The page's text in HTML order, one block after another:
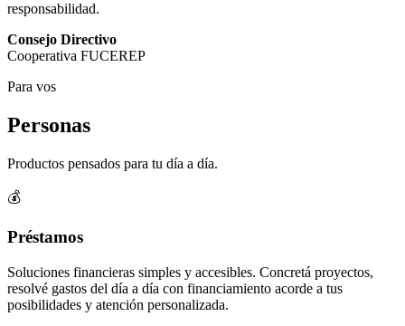
responsabilidad.
Consejo Directivo
Cooperativa FUCEREP
Para vos
Personas
Productos pensados para tu día a día.
💰
Préstamos
Soluciones financieras simples y accesibles. Concretá proyectos,
resolvé gastos del día a día con financiamiento acorde a tus
posibilidades y atención personalizada.